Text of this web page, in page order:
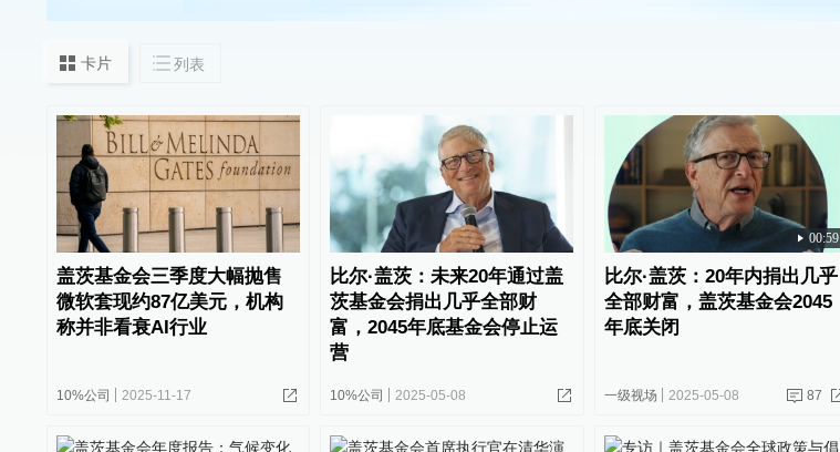
卡片 列表
盖茨基金会三季度大幅抛售
微软套现约87亿美元，机构
称并非看衰AI行业
10%公司 2025-11-17
比尔·盖茨：未来20年通过盖
茨基金会捐出几乎全部财
富，2045年底基金会停止运
营
10%公司 2025-05-08
00:59
比尔·盖茨：20年内捐出几乎
全部财富，盖茨基金会2045
年底关闭
一级视场 2025-05-08 87